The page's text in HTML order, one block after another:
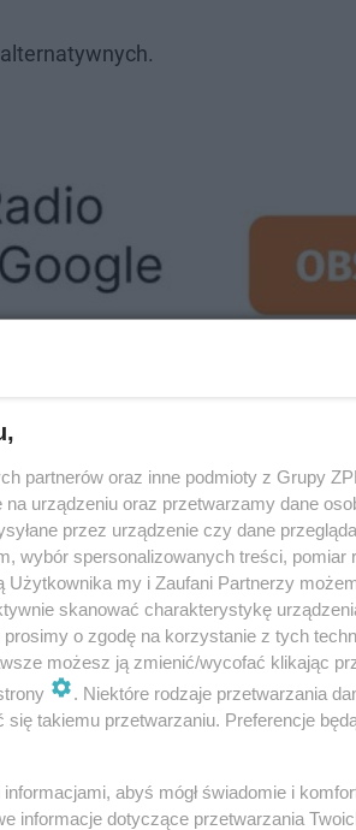
partnerów oraz inne podmioty z Grupy
urządzeniu oraz przetwarzamy dane
przez urządzenie czy dane
wybór spersonalizowanych treści, pomiar
Użytkownika my i Zaufani Partnerzy
skanować charakterystykę
o zgodę na korzystanie z tych
możesz ją zmienić/wycofać klikając
. Niektóre rodzaje przetwarzania
takiemu przetwarzaniu. Preferencje
abyś mógł świadomie i
informacje dotyczące przetwarzania